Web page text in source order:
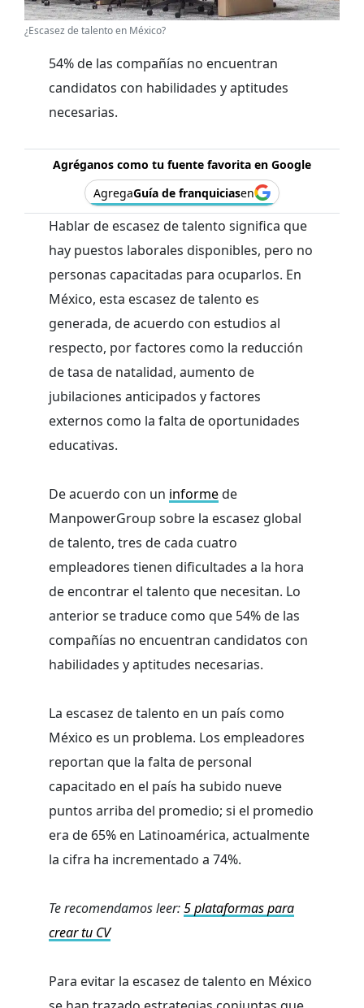
¿Escasez de talento en México?
54% de las compañías no encuentran
candidatos con habilidades y aptitudes
necesarias.
Agréganos como tu fuente favorita en Google
AgregaGuía de franquiciasen
Hablar de escasez de talento significa que
hay puestos laborales disponibles, pero no
personas capacitadas para ocuparlos. En
México, esta escasez de talento es
generada, de acuerdo con estudios al
respecto, por factores como la reducción
de tasa de natalidad, aumento de
jubilaciones anticipados y factores
externos como la falta de oportunidades
educativas.
De acuerdo con un informede
ManpowerGroup sobre la escasez global
de talento, tres de cada cuatro
empleadores tienen dificultades a la hora
de encontrar el talento que necesitan. Lo
anterior se traduce como que 54% de las
compañías no encuentran candidatos con
habilidades y aptitudes necesarias.
La escasez de talento en un país como
México es un problema. Los empleadores
reportan que la falta de personal
capacitado en el país ha subido nueve
puntos arriba del promedio; si el promedio
era de 65% en Latinoamérica, actualmente
la cifra ha incrementado a 74%.
Te recomendamos leer:5 plataformas para
crear tu CV
Para evitar la escasez de talento en México